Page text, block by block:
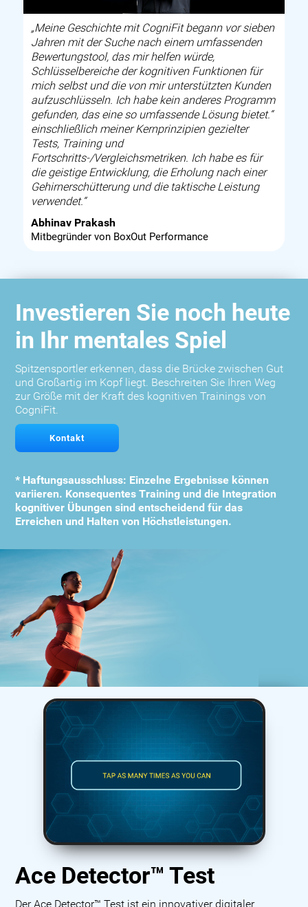
„Meine Geschichte mit CogniFit begann vor sieben
Jahren mit der Suche nach einem umfassenden
Bewertungstool, das mir helfen würde,
Schlüsselbereiche der kognitiven Funktionen für
mich selbst und die von mir unterstützten Kunden
aufzuschlüsseln. Ich habe kein anderes Programm
gefunden, das eine so umfassende Lösung bietet.“
einschließlich meiner Kernprinzipien gezielter
Tests, Training und
Fortschritts-/Vergleichsmetriken. Ich habe es für
die geistige Entwicklung, die Erholung nach einer
Gehirnerschütterung und die taktische Leistung
verwendet.“
Abhinav Prakash
Mitbegründer von BoxOut Performance
Investieren Sie noch heute
in Ihr mentales Spiel
Spitzensportler erkennen, dass die Brücke zwischen Gut
und Großartig im Kopf liegt. Beschreiten Sie Ihren Weg
zur Größe mit der Kraft des kognitiven Trainings von
CogniFit.
Kontakt
* Haftungsausschluss: Einzelne Ergebnisse können
variieren. Konsequentes Training und die Integration
kognitiver Übungen sind entscheidend für das
Erreichen und Halten von Höchstleistungen.
Ace Detector™ Test
Der Ace Detector™ Test ist ein innovativer digitaler